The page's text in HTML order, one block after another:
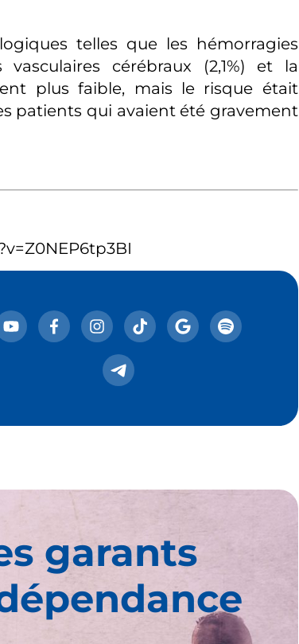
telles que les hémorragies
vasculaires cérébraux (2,1%) et la
plus faible, mais le risque était
patients qui avaient été gravement
garants